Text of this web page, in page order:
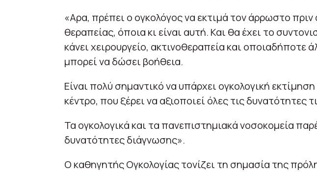
«Αρα, πρέπει ο ογκολόγος να εκτιμά τον άρρωστο
θεραπείας, όποια κι είναι αυτή. Και θα έχει το
κάνει χειρουργείο, ακτινοθεραπεία και οποιαδήποτε
μπορεί να δώσει βοήθεια.
Είναι πολύ σημαντικό να υπάρχει ογκολογική
κέντρο, που ξέρει να αξιοποιεί όλες τις δυνατότητες
Τα ογκολογικά και τα πανεπιστημιακά νοσοκομεία
δυνατότητες διάγνωσης».
Ο καθηγητής Ογκολογίας τονίζει τη σημασία της